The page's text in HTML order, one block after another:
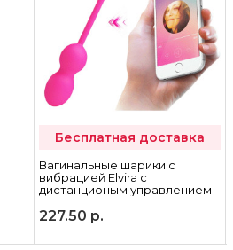
Бесплатная доставка
Вагинальные шарики с
вибрацией Elvira с
дистанционым управлением
227.50 р.